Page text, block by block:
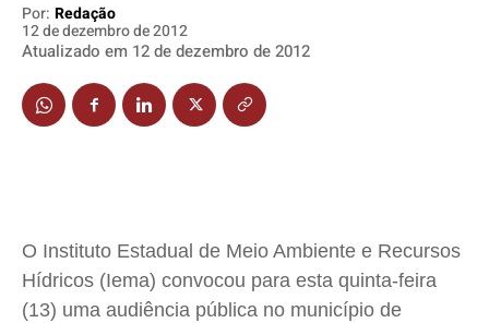
Justiça
Segurança
Meio Ambiente
Economia
Justiça
Segurança
Meio Ambiente
Economia
Justiça
Segurança
Meio Ambiente
Economia
Justiça
Segurança
Meio Ambiente
Economia
Por: Redação
12 de dezembro de 2012
Atualizado em 12 de dezembro de 2012
O Instituto Estadual de Meio Ambiente e Recursos
Hídricos (Iema) convocou para esta quinta-feira
(13) uma audiência pública no município de